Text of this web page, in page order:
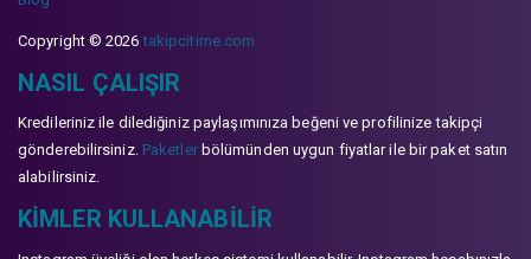
Copyright © 2026takipcitime.com
NASIL ÇALIŞIR
Kredileriniz ile dilediğiniz paylaşımınıza beğeni ve profilinize takipçi
gönderebilirsiniz. Paketlerbölümünden uygun fiyatlar ile bir paket satın
alabilirsiniz.
KIMLER KULLANABILIR